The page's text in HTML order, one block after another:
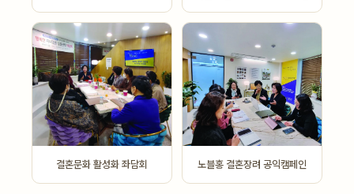
결혼문화 활성화 좌담회 노블홍 결혼장려 공익캠페인